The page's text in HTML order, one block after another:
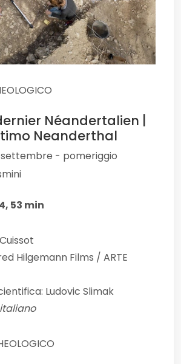
Néandertalien |
Neanderthal
- pomeriggio
53 min
Hilgemann Films / ARTE
Ludovic Slimak